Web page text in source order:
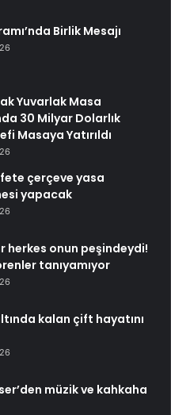
Birlik Mesajı
Yuvarlak Masa
30 Milyar Dolarlık
Masaya Yatırıldı
çerçeve yasa
yapacak
herkes onun peşindeydi!
tanıyamıyor
kalan çift hayatını
müzik ve kahkaha